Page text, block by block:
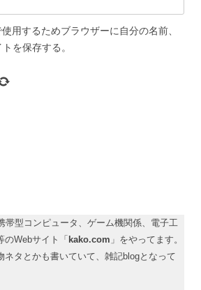
用するためブラウザーに自分の名前、
を保存する。
型コンピュータ、ゲーム機関係、電子工
Webサイト「 kako.com 」をやってます。
ネタとかも書いていて、雑記blogとなって